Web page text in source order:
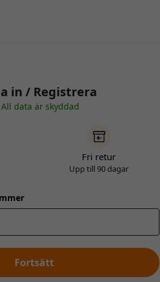
in / Registrera
All data är skyddad
Fri retur
Upp till 90 dagar
Fortsätt